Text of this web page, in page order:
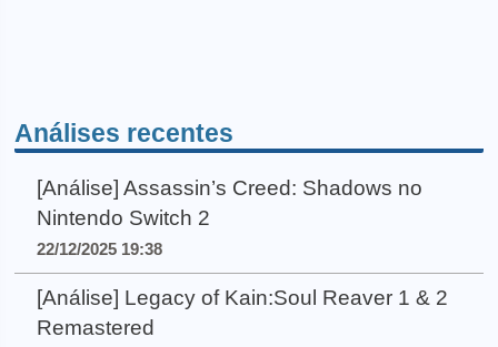
Análises recentes
[Análise] Assassin’s Creed: Shadows no
Nintendo Switch 2
22/12/2025 19:38
[Análise] Legacy of Kain:Soul Reaver 1 & 2
Remastered